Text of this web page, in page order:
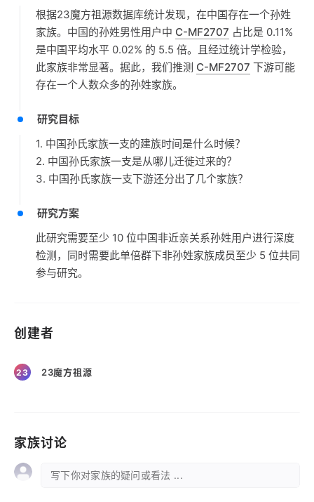
根据23魔方祖源数据库统计发现，在中国存在一个孙姓
家族。中国的孙姓男性用户中 C-MF2707 占比是 0.11%
是中国平均水平 0.02% 的 5.5 倍。且经过统计学检验，
此家族非常显著。据此，我们推测 C-MF2707 下游可能
存在一个人数众多的孙姓家族。
研究目标
1. 中国孙氏家族一支的建族时间是什么时候？
2. 中国孙氏家族一支是从哪儿迁徙过来的？
3. 中国孙氏家族一支下游还分出了几个家族？
研究方案
此研究需要至少 10 位中国非近亲关系孙姓用户进行深度
检测，同时需要此单倍群下非孙姓家族成员至少 5 位共同
参与研究。
创建者
23 23魔方祖源
家族讨论
写下你对家族的疑问或看法 ...